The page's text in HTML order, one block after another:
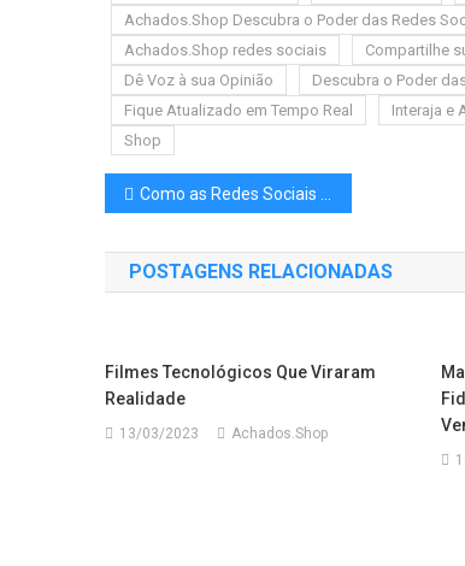
Achados.Shop Descubra o Poder das Redes
Achados.Shop redes sociais
Compartilhe
Dê Voz à sua Opinião
Descubra o Poder
Fique Atualizado em Tempo Real
Interaja e
Shop
Navegação de Post
Como as Redes Sociais estão mudando a forma como as Empresas se conectam com seus Clientes
POSTAGENS RELACIONADAS
Filmes Tecnológicos Que Viraram
Realidade
13/03/2023 Achados.Shop